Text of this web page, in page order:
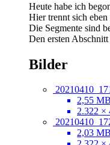
Heute habe ich
Hier trennt sich
Die Segmente sind
Den ersten
Bilder
2,55 MB
2.322 ×
2,03 MB